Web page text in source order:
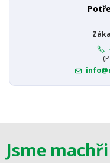
Jsme machři